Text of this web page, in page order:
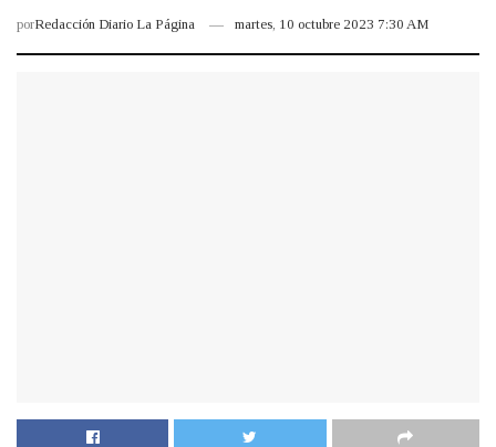
porRedacción Diario La Página martes, 10 octubre 2023 7:30 AM